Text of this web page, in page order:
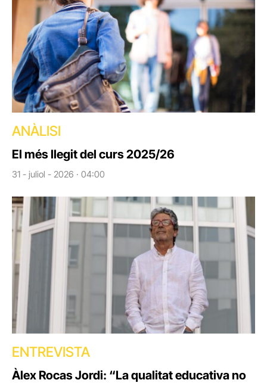
ANÀLISI
El més llegit del curs 2025/26
31 - juliol - 2026 · 04:00
ENTREVISTA
Àlex Rocas Jordi: “La qualitat educativa no